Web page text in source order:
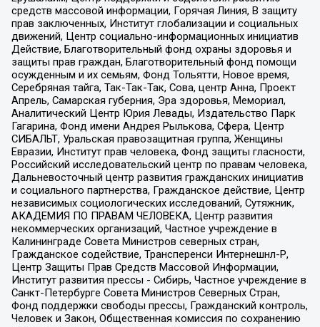
средств массовой информации, Горячая Линия, В защиту
прав заключенных, Институт глобализации и социальных
движений, Центр социально-информационных инициатив
Действие, Благотворительный фонд охраны здоровья и
защиты прав граждан, Благотворительный фонд помощи
осужденным и их семьям, Фонд Тольятти, Новое время,
Серебряная тайга, Так-Так-Так, Сова, центр Анна, Проект
Апрель, Самарская губерния, Эра здоровья, Мемориал,
Аналитический Центр Юрия Левады, Издательство Парк
Гагарина, Фонд имени Андрея Рылькова, Сфера, Центр
СИБАЛЬТ, Уральская правозащитная группа, Женщины
Евразии, Институт прав человека, Фонд защиты гласности,
Российский исследовательский центр по правам человека,
Дальневосточный центр развития гражданских инициатив
и социального партнерства, Гражданское действие, Центр
независимых социологических исследований, Сутяжник,
АКАДЕМИЯ ПО ПРАВАМ ЧЕЛОВЕКА, Центр развития
некоммерческих организаций, Частное учреждение в
Калининграде Совета Министров северных стран,
Гражданское содействие, Трансперенси Интернешнл-Р,
Центр Защиты Прав Средств Массовой Информации,
Институт развития прессы - Сибирь, Частное учреждение в
Санкт-Петербурге Совета Министров Северных Стран,
Фонд поддержки свободы прессы, Гражданский контроль,
Человек и Закон, Общественная комиссия по сохранению